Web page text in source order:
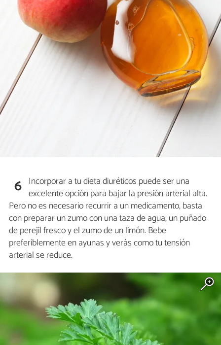
6 Incorporar a tu dieta diuréticos puede ser una
excelente opción para bajar la presión arterial alta.
Pero no es necesario recurrir a un medicamento, basta
con preparar un zumo con una taza de agua, un puñado
de perejil fresco y el zumo de un limón. Bebe
preferiblemente en ayunas y verás como tu tensión
arterial se reduce.